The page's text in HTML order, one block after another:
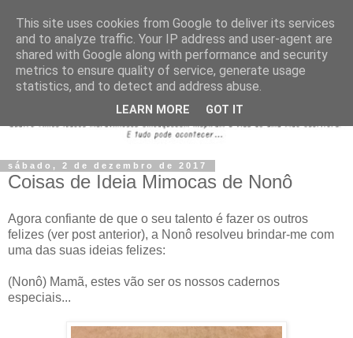
sábado, 2 de dezembro de 2017
Coisas de Ideia Mimocas de Nonô
Agora confiante de que o seu talento é fazer os outros
felizes (ver post anterior), a Nonô resolveu brindar-me com
uma das suas ideias felizes:
(Nonô) Mamã, estes vão ser os nossos cadernos
especiais...
This site uses cookies from Google to deliver its services
and to analyze traffic. Your IP address and user-agent are
shared with Google along with performance and security
metrics to ensure quality of service, generate usage
statistics, and to detect and address abuse.
LEARN MORE GOT IT